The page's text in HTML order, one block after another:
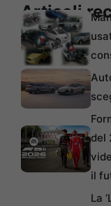
Articoli
del
il
La